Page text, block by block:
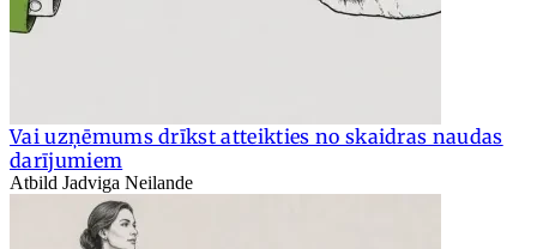
Vai uzņēmums drīkst atteikties no skaidras naudas
darījumiem
Atbild Jadviga Neilande